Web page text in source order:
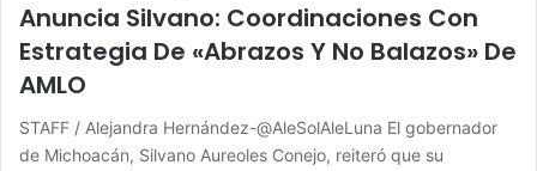
Anuncia Silvano: Coordinaciones Con
Estrategia De «Abrazos Y No Balazos» De
AMLO
STAFF / Alejandra Hernández-@AleSolAleLuna El gobernador
de Michoacán, Silvano Aureoles Conejo, reiteró que su